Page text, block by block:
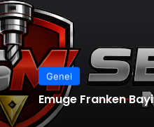
Genel
Emuge Franken Bayi